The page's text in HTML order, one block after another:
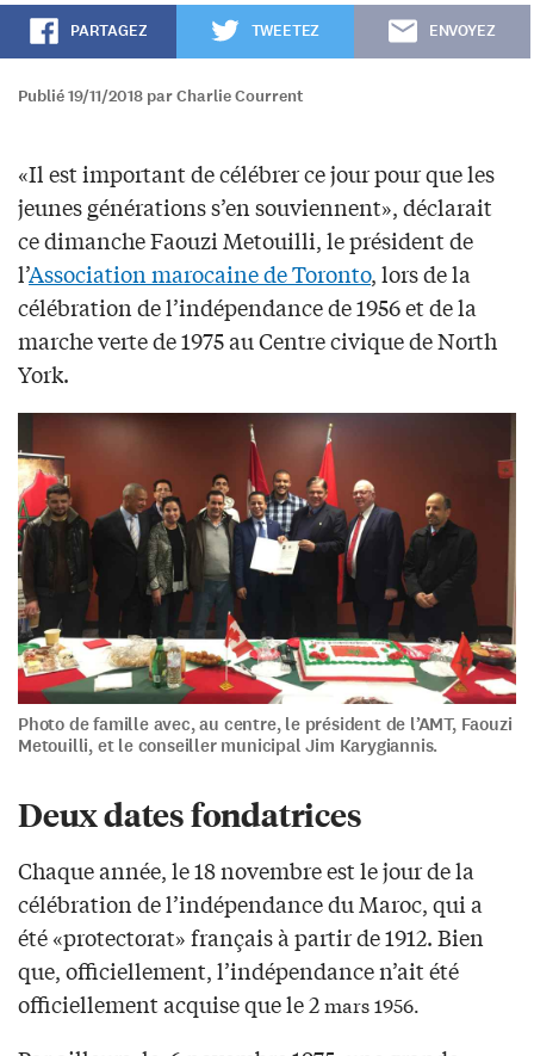
PARTAGEZ TWEETEZ ENVOYEZ
Publié 19/11/2018 par Charlie Courrent
«Il est important de célébrer ce jour pour que les
jeunes générations s’en souviennent», déclarait
ce dimanche Faouzi Metouilli, le président de
l’Association marocaine de Toronto, lors de la
célébration de l’indépendance de 1956 et de la
marche verte de 1975 au Centre civique de North
York.
Photo de famille avec, au centre, le président de l’AMT, Faouzi
Metouilli, et le conseiller municipal Jim Karygiannis.
Deux dates fondatrices
Chaque année, le 18 novembre est le jour de la
célébration de l’indépendance du Maroc, qui a
été «protectorat» français à partir de 1912. Bien
que, officiellement, l’indépendance n’ait été
officiellement acquise que le 2mars 1956.